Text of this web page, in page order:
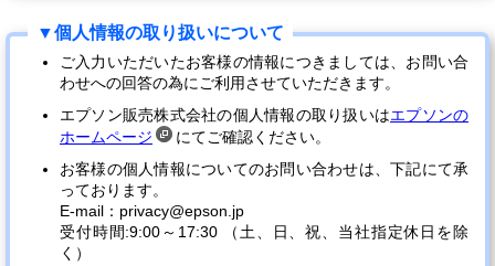
ご入力いただいたお客様の情報につきましては、お問い合
わせへの回答の為にご利用させていただきます。
エプソン販売株式会社の個人情報の取り扱いはエプソンの
ホームページ
にてご確認ください。
お客様の個人情報についてのお問い合わせは、下記にて承
っております。
E-mail：privacy@epson.jp
受付時間:9:00～17:30 （土、日、祝、当社指定休日を除
く）